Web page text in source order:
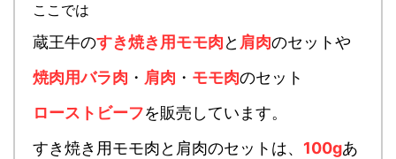
ここでは
蔵王牛のすき焼き用モモ肉と 肩肉のセットや
焼肉用バラ肉 ・ 肩肉 ・ モモ肉のセット
ローストビーフを販売しています。
すき焼き用モモ肉と肩肉のセットは、 100gあ